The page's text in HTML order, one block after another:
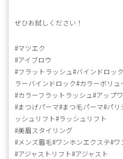
ぜひお試しください！
#マツエク
#アイブロウ
#フラットラッシュ#バインドロッ
ラーバインドロック#カラーボリュ
#カラーフラットラッシュ#アップ
#まつげパーマ#まつ毛パーマ#パ
ッシュリフト#ラッシュリフト
#美眉スタイリング
#メンズ眉毛#ワンホンエクステ#ワ
#アジャストリフト#アジャスト